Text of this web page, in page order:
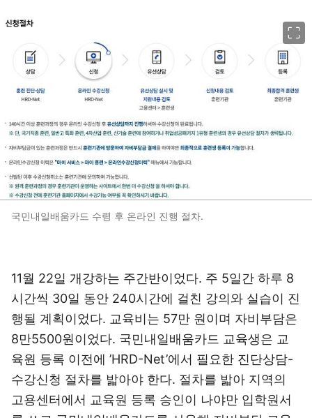
국민내일배움카드 수령 후 온라인 진행 절차.
11월 22일 개강하는 주간반이었다. 주 5일간 하루 8
시간씩 30일 동안 240시간에 걸친 강의와 실습이 진
행될 계획이었다. 교육비는 57만 원이며 자비부담은
8만5500원이었다. 국민내일배움카드 교육생은 교
육원 등록 이전에 ’HRD-Net’에서 필요한 진단상담-
수강신청 절차를 밟아야 한다. 절차를 밟아 지역의
고용센터에서 교육원 등록 승인이 나야만 입학원서